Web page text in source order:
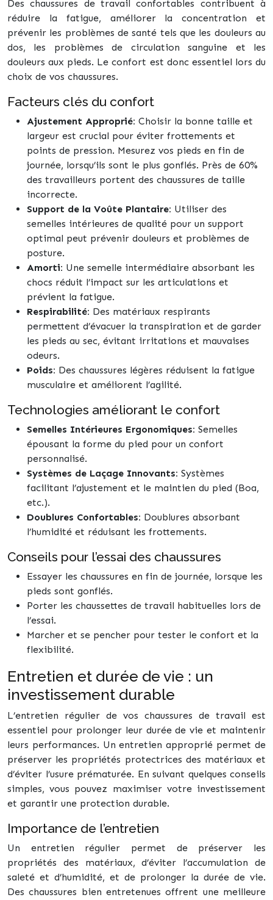
Des chaussures de travail confortables contribuent à
réduire la fatigue, améliorer la concentration et
prévenir les problèmes de santé tels que les douleurs au
dos, les problèmes de circulation sanguine et les
douleurs aux pieds. Le confort est donc essentiel lors du
choix de vos chaussures.
Facteurs clés du confort
Ajustement Approprié: Choisir la bonne taille et
largeur est crucial pour éviter frottements et
points de pression. Mesurez vos pieds en fin de
journée, lorsqu’ils sont le plus gonflés. Près de 60%
des travailleurs portent des chaussures de taille
incorrecte.
Support de la Voûte Plantaire: Utiliser des
semelles intérieures de qualité pour un support
optimal peut prévenir douleurs et problèmes de
posture.
Amorti: Une semelle intermédiaire absorbant les
chocs réduit l’impact sur les articulations et
prévient la fatigue.
Respirabilité: Des matériaux respirants
permettent d’évacuer la transpiration et de garder
les pieds au sec, évitant irritations et mauvaises
odeurs.
Poids: Des chaussures légères réduisent la fatigue
musculaire et améliorent l’agilité.
Technologies améliorant le confort
Semelles Intérieures Ergonomiques: Semelles
épousant la forme du pied pour un confort
personnalisé.
Systèmes de Laçage Innovants: Systèmes
facilitant l’ajustement et le maintien du pied (Boa,
etc.).
Doublures Confortables: Doublures absorbant
l’humidité et réduisant les frottements.
Conseils pour l’essai des chaussures
Essayer les chaussures en fin de journée, lorsque les
pieds sont gonflés.
Porter les chaussettes de travail habituelles lors de
l’essai.
Marcher et se pencher pour tester le confort et la
flexibilité.
Entretien et durée de vie : un
investissement durable
L’entretien régulier de vos chaussures de travail est
essentiel pour prolonger leur durée de vie et maintenir
leurs performances. Un entretien approprié permet de
préserver les propriétés protectrices des matériaux et
d’éviter l’usure prématurée. En suivant quelques conseils
simples, vous pouvez maximiser votre investissement
et garantir une protection durable.
Importance de l’entretien
Un entretien régulier permet de préserver les
propriétés des matériaux, d’éviter l’accumulation de
saleté et d’humidité, et de prolonger la durée de vie.
Des chaussures bien entretenues offrent une meilleure